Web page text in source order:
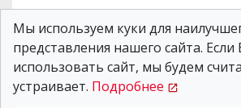
01.08.2026 20:40
Четыре
эвакуации:
помогают
Мы используем куки для
представления нашего сайта.
использовать сайт, мы будем
устраивает. Подробнее